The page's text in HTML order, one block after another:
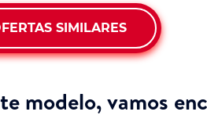
SIMILARES
modelo,vamos